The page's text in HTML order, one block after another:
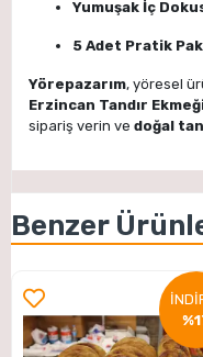
Yumuşak İç
5 Adet Pratik
Yörepazarım, yöresel
Erzincan Tandır
sipariş verin ve doğal
Benzer